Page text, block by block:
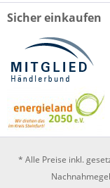
Sicher einkaufen
* Alle Preise inkl.